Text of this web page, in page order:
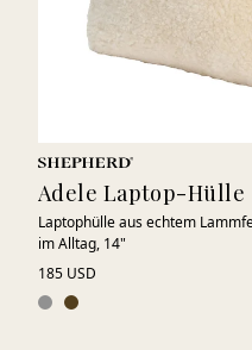
Adele Laptop-Hülle
Laptophülle aus echtem
im Alltag, 14"
185 USD